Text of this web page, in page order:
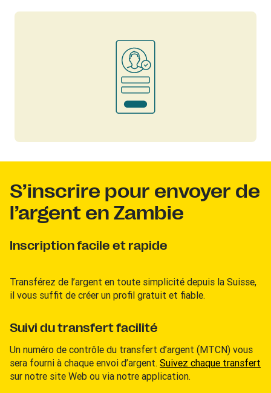
S’inscrire pour envoyer de
l’argent en Zambie
Inscription facile et rapide
Transférez de l’argent en toute simplicité depuis la Suisse,
il vous suffit de créer un profil gratuit et fiable.
Suivi du transfert facilité
Un numéro de contrôle du transfert d’argent (MTCN) vous
sera fourni à chaque envoi d’argent. Suivez chaque transfert
sur notre site Web ou via notre application.